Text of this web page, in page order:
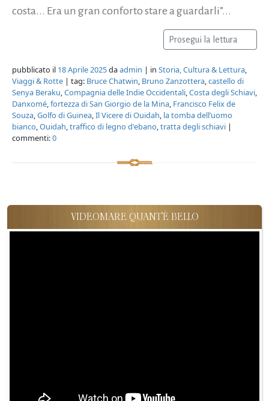
costa... Era un gran conforto stare a guardarli”...
Prosegui la lettura
pubblicato il 18 Aprile 2025daadmin | in Storia, Cultura & Lettura,
Viaggi & Rotte | tag: Bruce Chatwin, Bruno Zanzottera,castello di
Senya Beraku,Compagnia delle Indie Occidentali,Costa degli Schiavi,
Danxomé,fortezza di San Giorgio de la Mina, Francisco Felix de
Souza,Golfo di Guinea,Il Vicere di Ouidah, la tomba dell’uomo
bianco,Ouidah,traffico di legno d'ebano,tratta degli schiavi |
commenti:0
VIDEOMARE QUANT'È BELLO